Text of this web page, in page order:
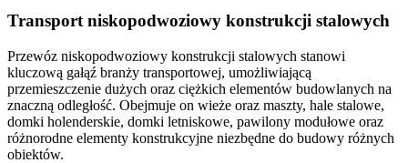
Transport niskopodwoziowy konstrukcji stalowych
Przewóz niskopodwoziowy konstrukcji stalowych stanowi
kluczową gałąź branży transportowej, umożliwiającą
przemieszczenie dużych oraz ciężkich elementów budowlanych na
znaczną odległość. Obejmuje on wieże oraz maszty, hale stalowe,
domki holenderskie, domki letniskowe, pawilony modułowe oraz
różnorodne elementy konstrukcyjne niezbędne do budowy różnych
obiektów.